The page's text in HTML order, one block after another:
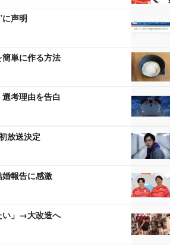
に声明
単に作る方法
考理由を告白
放送決定
報告に感激
い」→大改造へ